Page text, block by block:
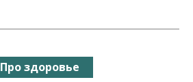
Про здоровье